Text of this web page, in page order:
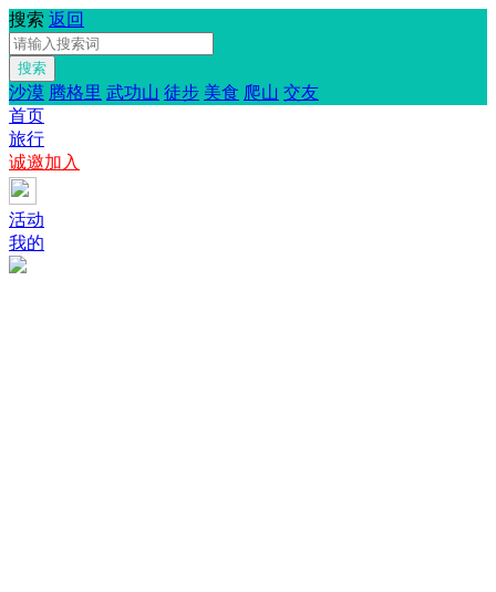
搜索 返回
搜索
沙漠 腾格里 武功山 徒步 美食 爬山 交友
首页
旅行
诚邀加入
活动
我的